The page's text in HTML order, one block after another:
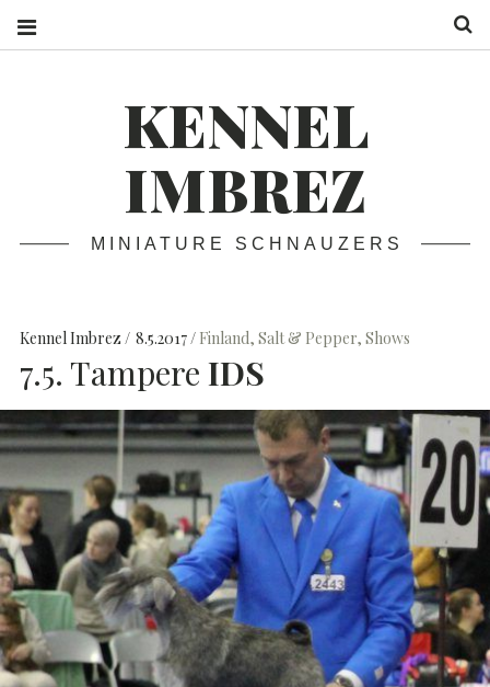
KENNEL
IMBREZ
MINIATURE SCHNAUZERS
Kennel Imbrez 8.5.2017 Finland, Salt & Pepper, Shows
7.5. Tampere IDS